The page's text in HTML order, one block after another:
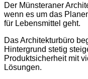
Der Münsteraner
wenn es um das
für Lebensmittel geht.
Das Architekturbüro
Hintergrund stetig
Produktsicherheit mit
Lösungen.